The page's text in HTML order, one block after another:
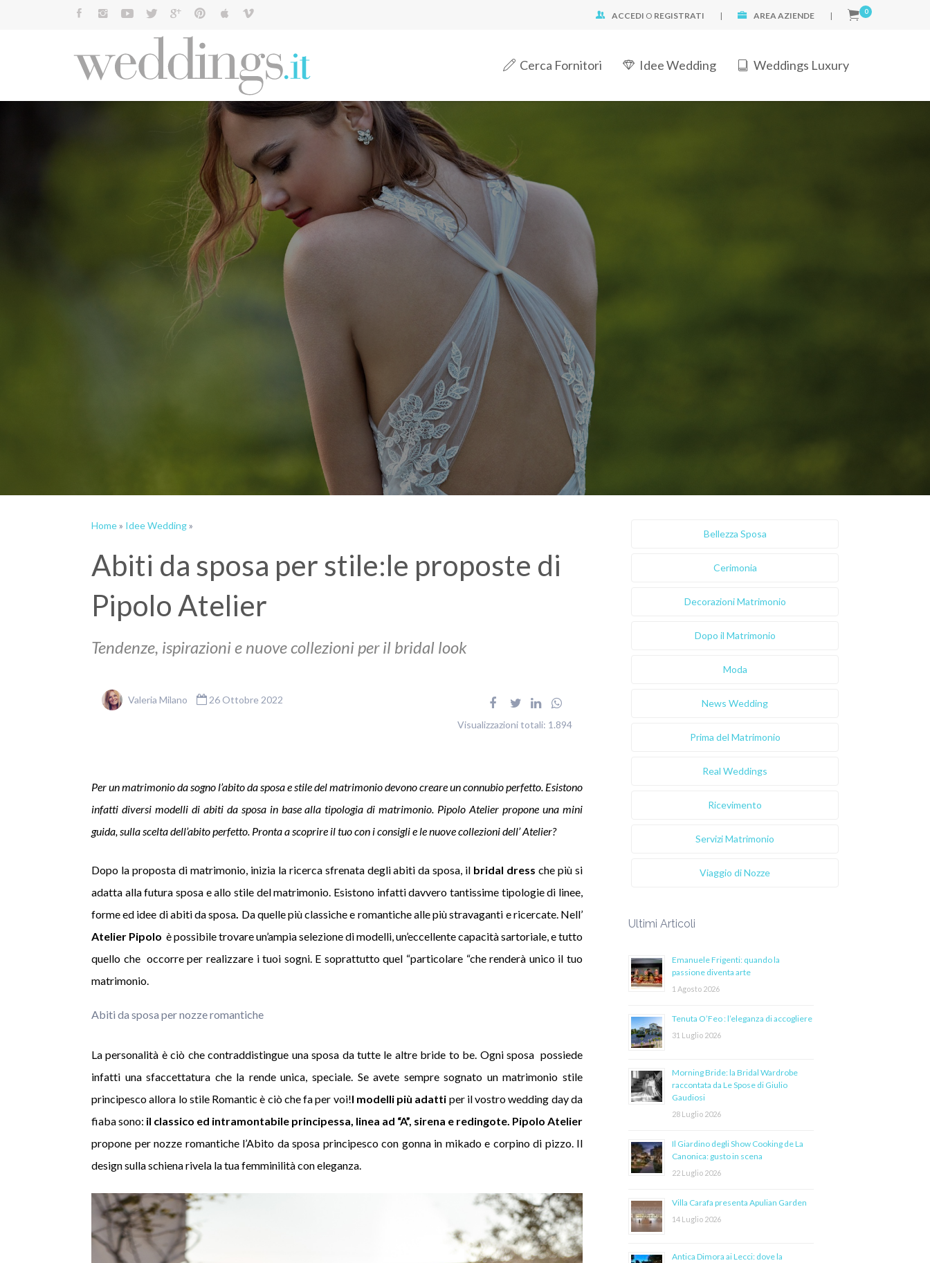
ACCEDI O REGISTRATI | AREA AZIENDE | 0
Cerca Fornitori Idee Wedding Weddings Luxury
Cerca:
Home» Idee Wedding»
Abiti da sposa per stile:le proposte di
Pipolo Atelier
Tendenze, ispirazioni e nuove collezioni per il bridal look
Valeria Milano 26 Ottobre 2022
Visualizzazioni totali: 1.894
Per un matrimonio da sogno l’abito da sposa e stile del matrimonio devono creare un connubio perfetto. Esistono
infatti diversi modelli di abiti da sposa in base alla tipologia di matrimonio. Pipolo Atelier propone una mini
guida, sulla scelta dell’abito perfetto. Pronta a scoprire il tuo con i consigli e le nuove collezioni dell’ Atelier?
Dopo la proposta di matrimonio, inizia la ricerca sfrenata degli abiti da sposa, il bridal dress che più si
adatta alla futura sposa e allo stile del matrimonio. Esistono infatti davvero tantissime tipologie di linee,
forme ed idee di abiti da sposa. Da quelle più classiche e romantiche alle più stravaganti e ricercate. Nell’
Atelier Pipolo è possibile trovare un’ampia selezione di modelli, un’eccellente capacità sartoriale, e tutto
quello che occorre per realizzare i tuoi sogni. E soprattutto quel “particolare “che renderà unico il tuo
matrimonio.
Abiti da sposa per nozze romantiche
La personalità è ciò che contraddistingue una sposa da tutte le altre bride to be. Ogni sposa possiede
infatti una sfaccettatura che la rende unica, speciale. Se avete sempre sognato un matrimonio stile
principesco allora lo stile Romantic è ciò che fa per voi!I modelli più adatti per il vostro wedding day da
fiaba sono: il classico ed intramontabile principessa, linea ad “A”, sirena e redingote. Pipolo Atelier
propone per nozze romantiche l’Abito da sposa principesco con gonna in mikado e corpino di pizzo. Il
design sulla schiena rivela la tua femminilità con eleganza.
Bellezza Sposa
Cerimonia
Decorazioni Matrimonio
Dopo il Matrimonio
Moda
News Wedding
Prima del Matrimonio
Real Weddings
Ricevimento
Servizi Matrimonio
Viaggio di Nozze
Ultimi Articoli
Emanuele Frigenti: quando la
passione diventa arte
1 Agosto 2026
Tenuta O’Feo : l’eleganza di accogliere
31 Luglio 2026
Morning Bride: la Bridal Wardrobe
raccontata da Le Spose di Giulio
Gaudiosi
28 Luglio 2026
Il Giardino degli Show Cooking de La
Canonica: gusto in scena
22 Luglio 2026
Villa Carafa presenta Apulian Garden
14 Luglio 2026
Antica Dimora ai Lecci: dove la